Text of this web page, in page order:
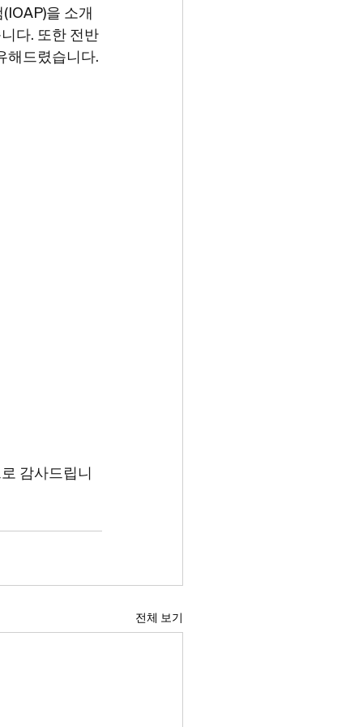
을 소개
다. 또한 전반
해드렸습니다.
감사드립니
전체 보기